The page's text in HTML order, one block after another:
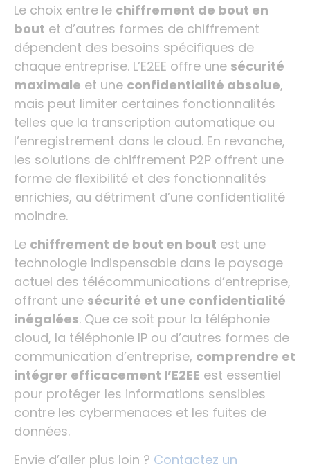
Le choix entre le chiffrement de bout en
bout et d’autres formes de chiffrement
dépendent des besoins spécifiques de
chaque entreprise. L’E2EE offre une sécurité
maximale et une confidentialité absolue,
mais peut limiter certaines fonctionnalités
telles que la transcription automatique ou
l’enregistrement dans le cloud. En revanche,
les solutions de chiffrement P2P offrent une
forme de flexibilité et des fonctionnalités
enrichies, au détriment d’une confidentialité
moindre.
Le chiffrement de bout en bout est une
technologie indispensable dans le paysage
actuel des télécommunications d’entreprise,
offrant une sécurité et une confidentialité
inégalées. Que ce soit pour la téléphonie
cloud, la téléphonie IP ou d’autres formes de
communication d’entreprise, comprendre et
intégrer efficacement l’E2EE est essentiel
pour protéger les informations sensibles
contre les cybermenaces et les fuites de
données.
Envie d’aller plus loin ? Contactez un